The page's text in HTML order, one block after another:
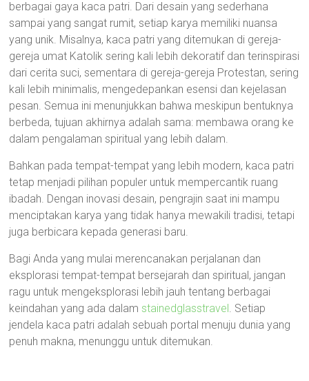
berbagai gaya kaca patri. Dari desain yang sederhana
sampai yang sangat rumit, setiap karya memiliki nuansa
yang unik. Misalnya, kaca patri yang ditemukan di gereja-
gereja umat Katolik sering kali lebih dekoratif dan terinspirasi
dari cerita suci, sementara di gereja-gereja Protestan, sering
kali lebih minimalis, mengedepankan esensi dan kejelasan
pesan. Semua ini menunjukkan bahwa meskipun bentuknya
berbeda, tujuan akhirnya adalah sama: membawa orang ke
dalam pengalaman spiritual yang lebih dalam.
Bahkan pada tempat-tempat yang lebih modern, kaca patri
tetap menjadi pilihan populer untuk mempercantik ruang
ibadah. Dengan inovasi desain, pengrajin saat ini mampu
menciptakan karya yang tidak hanya mewakili tradisi, tetapi
juga berbicara kepada generasi baru.
Bagi Anda yang mulai merencanakan perjalanan dan
eksplorasi tempat-tempat bersejarah dan spiritual, jangan
ragu untuk mengeksplorasi lebih jauh tentang berbagai
keindahan yang ada dalam stainedglasstravel. Setiap
jendela kaca patri adalah sebuah portal menuju dunia yang
penuh makna, menunggu untuk ditemukan.